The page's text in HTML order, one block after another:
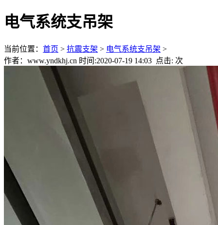
电气系统支吊架
当前位置： 首页 > 抗震支架 > 电气系统支吊架 >
作者：www.yndkhj.cn 时间:2020-07-19 14:03 点击: 次